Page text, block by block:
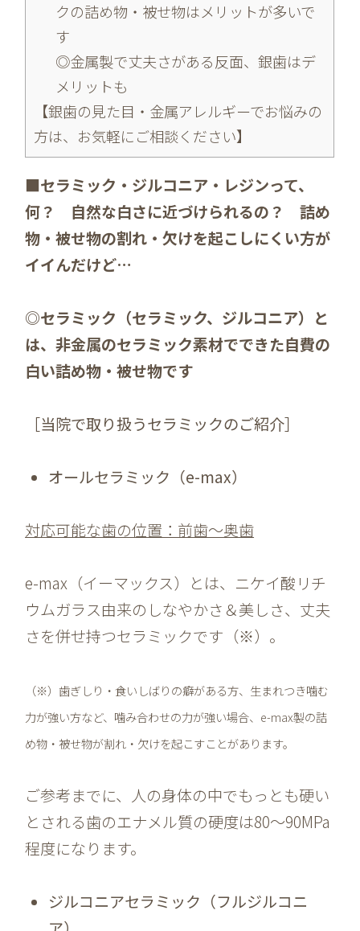
クの詰め物・被せ物はメリットが多いで
す
◎金属製で丈夫さがある反面、銀歯はデ
メリットも
【銀歯の見た目・金属アレルギーでお悩みの
方は、お気軽にご相談ください】
■セラミック・ジルコニア・レジンって、
何？ 自然な白さに近づけられるの？ 詰め
物・被せ物の割れ・欠けを起こしにくい方が
イイんだけど…
◎セラミック（セラミック、ジルコニア）と
は、非金属のセラミック素材でできた自費の
白い詰め物・被せ物です
［当院で取り扱うセラミックのご紹介］
オールセラミック（e-max）
対応可能な歯の位置：前歯～奥歯
e-max（イーマックス）とは、ニケイ酸リチ
ウムガラス由来のしなやかさ＆美しさ、丈夫
さを併せ持つセラミックです（※）。
（※）歯ぎしり・食いしばりの癖がある方、生まれつき噛む
力が強い方など、噛み合わせの力が強い場合、e-max製の詰
め物・被せ物が割れ・欠けを起こすことがあります。
ご参考までに、人の身体の中でもっとも硬い
とされる歯のエナメル質の硬度は80～90MPa
程度になります。
ジルコニアセラミック（フルジルコニ